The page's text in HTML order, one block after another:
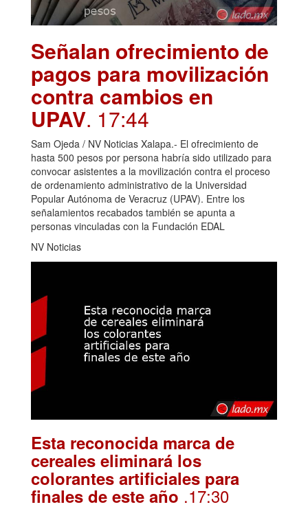
Señalan ofrecimiento de
pagos para movilización
contra cambios en
UPAV. 17:44
Sam Ojeda / NV Noticias Xalapa.- El ofrecimiento de
hasta 500 pesos por persona habría sido utilizado para
convocar asistentes a la movilización contra el proceso
de ordenamiento administrativo de la Universidad
Popular Autónoma de Veracruz (UPAV). Entre los
señalamientos recabados también se apunta a
personas vinculadas con la Fundación EDAL
NV Noticias
Esta reconocida marca de
cereales eliminará los
colorantes artificiales para
finales de este año .17:30